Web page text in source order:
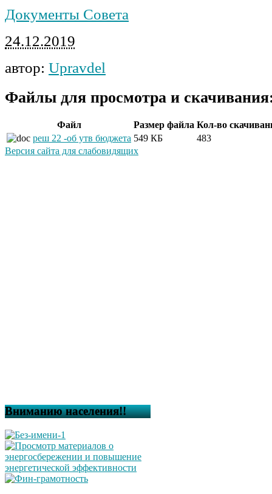
Документы Совета
24.12.2019
автор: Upravdel
Файлы для просмотра и
Файл Размер файла Кол-во
реш 22 -об утв бюджета 549 КБ
483
Версия сайта для слабовидящих
Вниманию населения!!